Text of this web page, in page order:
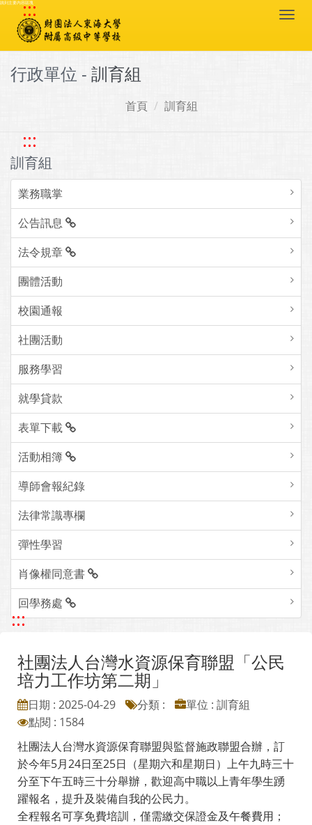
跳到主要內容區塊
:::
行政單位 - 訓育組
首頁 訓育組
:::
訓育組
業務職掌
公告訊息
法令規章
團體活動
校園通報
社團活動
服務學習
就學貸款
表單下載
活動相簿
導師會報紀錄
法律常識專欄
彈性學習
肖像權同意書
回學務處
:::
社團法人台灣水資源保育聯盟「公民
培力工作坊第二期」
日期 : 2025-04-29 分類 :
單位 : 訓育組
點閱 : 1584
社團法人台灣水資源保育聯盟與監督施政聯盟合辦，訂
於今年5月24日至25日（星期六和星期日）上午九時三十
分至下午五時三十分舉辦，歡迎高中職以上青年學生踴
躍報名，提升及裝備自我的公民力。
全程報名可享免費培訓，僅需繳交保證金及午餐費用；